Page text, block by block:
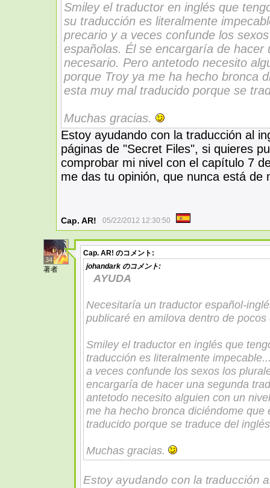
Smiley el traductor en inglés que
su traducción es literalmente
precario y a veces confunde los
españolas. Él se encargaría de
necesario. Pero antetodo necesito
porque Troy ya me ha hecho bronca
esta muy mal traducido porque se
Muchas gracias.
Estoy ayudando con la traducción al
páginas de "Secret Files", si quieres
comprobar mi nivel con el capítulo 7
me das tu opinión, que nunca está
Cap. AR! 05/22/2012 12:30:50
34
著者
Cap. AR! のコメント:
johandark のコメント:
AYUDA
Necesitaría un traductor español-
publicaré en amilova dentro de pocos
Smiley el traductor en inglés que
traducción es literalmente
a veces confunde los sexos los
encargaría de hacer una segunda
antetodo necesito alguien con un
me ha hecho bronca diciéndome
traducido porque se traduce del
Muchas gracias.
Estoy ayudando con la traducción